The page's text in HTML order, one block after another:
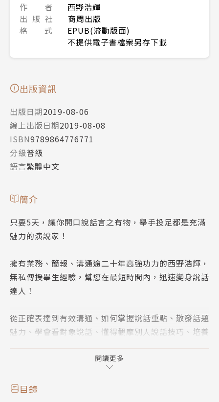
作 者
西野浩輝
出 版 社
商周出版
格 式
EPUB(流動版面)
不提供電子書檔案另存下載
出版資訊
出版日期2019-08-06
線上出版日期2019-08-08
ISBN9789864776771
分級普級
語言繁體中文
簡介
只要5天，讓你開口說話言之有物，舉手投足都是充滿
魅力的演說家！
擁有業務、簡報、溝通逾二十年高強功力的西野浩輝，
無私傳授畢生經驗，幫您在最短時間內，迅速變身說話
達人！
從正確表達到有效溝通、如何掌握說話重點、散發話題
魅力、學會看對象說話、懂得觀摩別人說話技巧、培養
調及肢體的運用……甚至到如何不會讓場面冷掉，讓你
的身心裡裡外外完全進入演說狀態。
閱讀更多
目錄